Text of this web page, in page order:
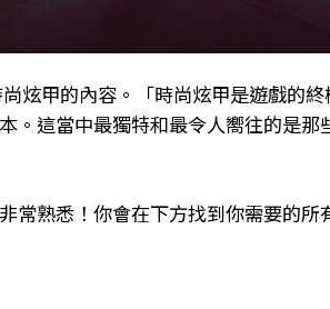
炫甲的內容。「時尚炫甲是遊戲的
。這當中最獨特和最令人嚮往的是那
常熟悉！你會在下方找到你需要的所